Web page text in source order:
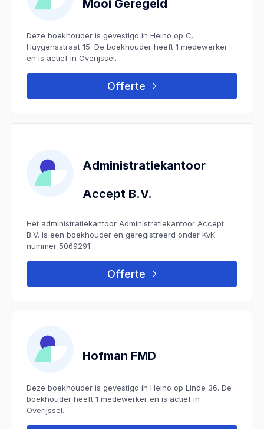
Mooi Geregeld
Deze boekhouder is gevestigd in Heino op C.
Huygensstraat 15. De boekhouder heeft 1 medewerker
en is actief in Overijssel.
Offerte
Administratiekantoor
Accept B.V.
Het administratiekantoor Administratiekantoor Accept
B.V. is een boekhouder en geregistreerd onder KvK
nummer 5069291.
Offerte
Hofman FMD
Deze boekhouder is gevestigd in Heino op Linde 36. De
boekhouder heeft 1 medewerker en is actief in
Overijssel.